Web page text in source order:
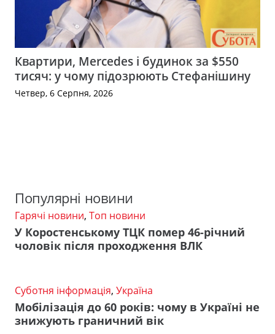
Квартири, Mercedes і будинок за $550
тисяч: у чому підозрюють Стефанішину
Четвер, 6 Серпня, 2026
Популярні новини
Гарячі новини, Топ новини
У Коростенському ТЦК помер 46-річний
чоловік після проходження ВЛК
Суботня інформація, Україна
Мобілізація до 60 років: чому в Україні не
знижують граничний вік